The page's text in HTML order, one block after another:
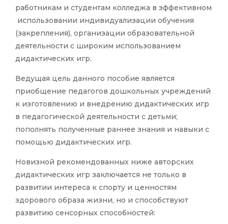
работникам и студентам колледжа в эффективном
использовании индивидуализации обучения
(закрепления), организации образовательной
деятельности с широким использованием
дидактических игр.
Ведущая цель данного пособие является
приобщение педагогов дошкольных учреждений
к изготовлению и внедрению дидактических игр
в педагогической деятельности с детьми;
пополнять полученные раннее знания и навыки с
помощью дидактических игр.
Новизной рекомендованных ниже авторских
дидактических игр заключается не только в
развитии интереса к спорту и ценностям
здорового образа жизни, но и способствуют
развитию сенсорных способностей: